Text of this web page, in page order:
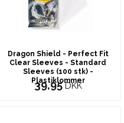
Dragon Shield - Perfect Fit
Clear Sleeves - Standard
Sleeves (100 stk) -
Plastiklommer
39,95DKK